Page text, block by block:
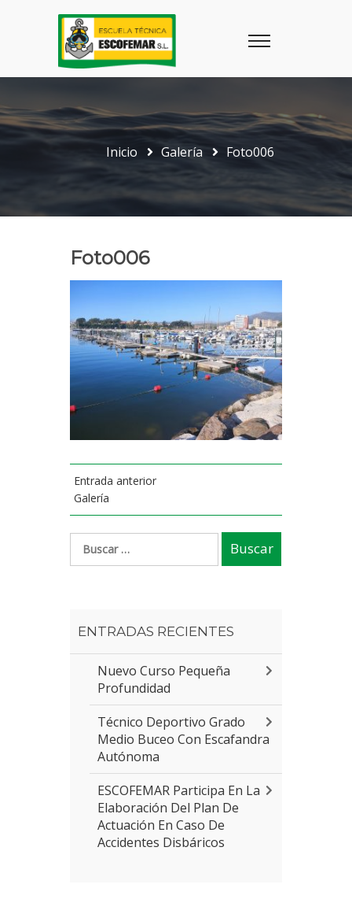
Inicio Galería Foto006
Foto006
Entrada anterior
Galería
ENTRADAS RECIENTES
Nuevo Curso Pequeña
Profundidad
Técnico Deportivo Grado
Medio Buceo Con Escafandra
Autónoma
ESCOFEMAR Participa En La
Elaboración Del Plan De
Actuación En Caso De
Accidentes Disbáricos